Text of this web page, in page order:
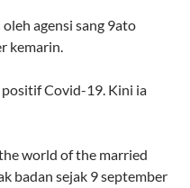
agensi sang 9ato
kemarin.
positif Covid-19. Kini ia
world of the married
badan sejak 9 september